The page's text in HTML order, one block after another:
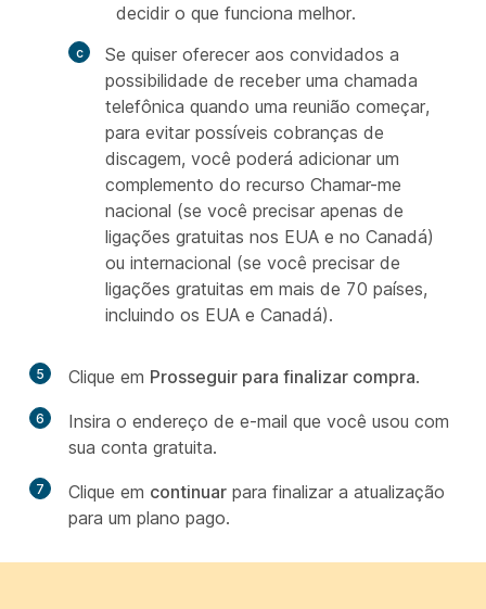
decidir o que funciona melhor.
Se quiser oferecer aos convidados a
possibilidade de receber uma chamada
telefônica quando uma reunião começar,
para evitar possíveis cobranças de
discagem, você poderá adicionar um
complemento do recurso Chamar-me
nacional (se você precisar apenas de
ligações gratuitas nos EUA e no Canadá)
ou internacional (se você precisar de
ligações gratuitas em mais de 70 países,
incluindo os EUA e Canadá).
5 Clique em Prosseguir para finalizar compra.
6
Insira o endereço de e-mail que você usou com
sua conta gratuita.
7 Clique em continuar para finalizar a atualização
para um plano pago.